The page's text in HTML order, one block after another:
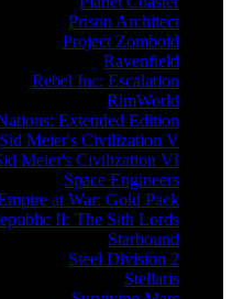
Prison Architect
Project Zomboid
Ravenfield
Rebel Inc: Escalation
RimWorld
Extended Edition
Sid Meier's Civilization V
Meier's Civilization VI
Space Engineers
at War: Gold Pack
II: The Sith Lords
Starbound
Steel Division 2
Stellaris